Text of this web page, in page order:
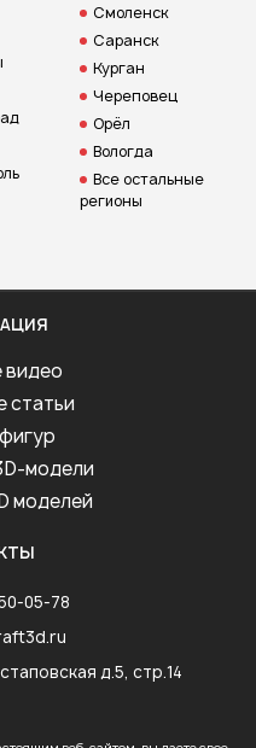
Смоленск
Саранск
Курган
Череповец
Орёл
Вологда
Все остальные
регионы
видео
модели
моделей
05-78
д.5, стр.14